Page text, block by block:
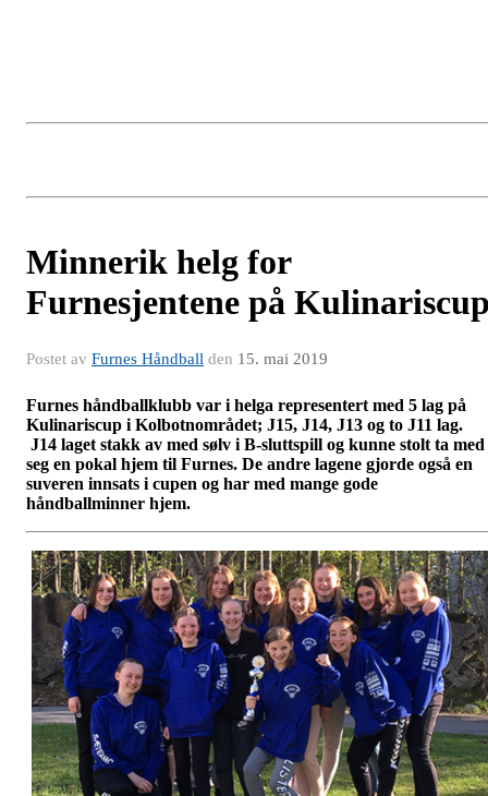
Minnerik helg for
Furnesjentene på
Postet av Furnes Håndball den 15. mai 2019
Furnes håndballklubb var i helga representert med 5 lag på
Kulinariscup i Kolbotnområdet; J15, J14, J13 og to J11 lag.
J14 laget stakk av med sølv i B-sluttspill og kunne stolt ta med
seg en pokal hjem til Furnes. De andre lagene gjorde også en
suveren innsats i cupen og har med mange gode
håndballminner hjem.